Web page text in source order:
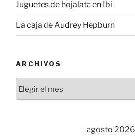
Juguetes de hojalata en Ibi
La caja de Audrey Hepburn
ARCHIVOS
agosto 2026